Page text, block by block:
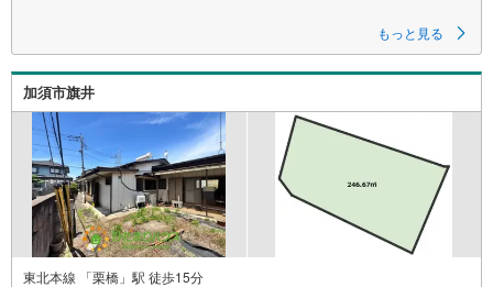
■建築条件なし売地につき、お好きなハウスメーカーで建築が可能。
■多彩な設計プランが入りやすい整形地。
≪さいたま不動産よりお客様へ≫
【小さな会社ですが経験豊富なスタッフが全力対応！】
当社スタッフは色々な不動産会社で培ってきた経験実績があります。
大手には少ない迅速・丁寧・アットホームがモットーです。
【お買い替えや売却ご検討中のお客様も大歓迎!!】
さいたま市や川口市はもちろん、埼玉県は全域お任せ下さい。
福島県等の遠方や、事故物件や再建築不可物件の実績もあり。
当社直接の買い取りもしておりますのでご安心下さい！
もっと見る
加須市旗井
東北本線 「栗橋」駅 徒歩15分